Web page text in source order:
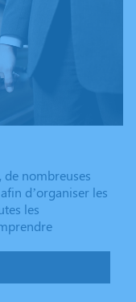
de nombreuses
d’organiser les
les